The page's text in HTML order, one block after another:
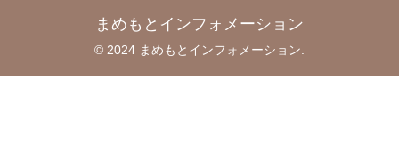
まめもとインフォメーション
© 2024 まめもとインフォメーション.